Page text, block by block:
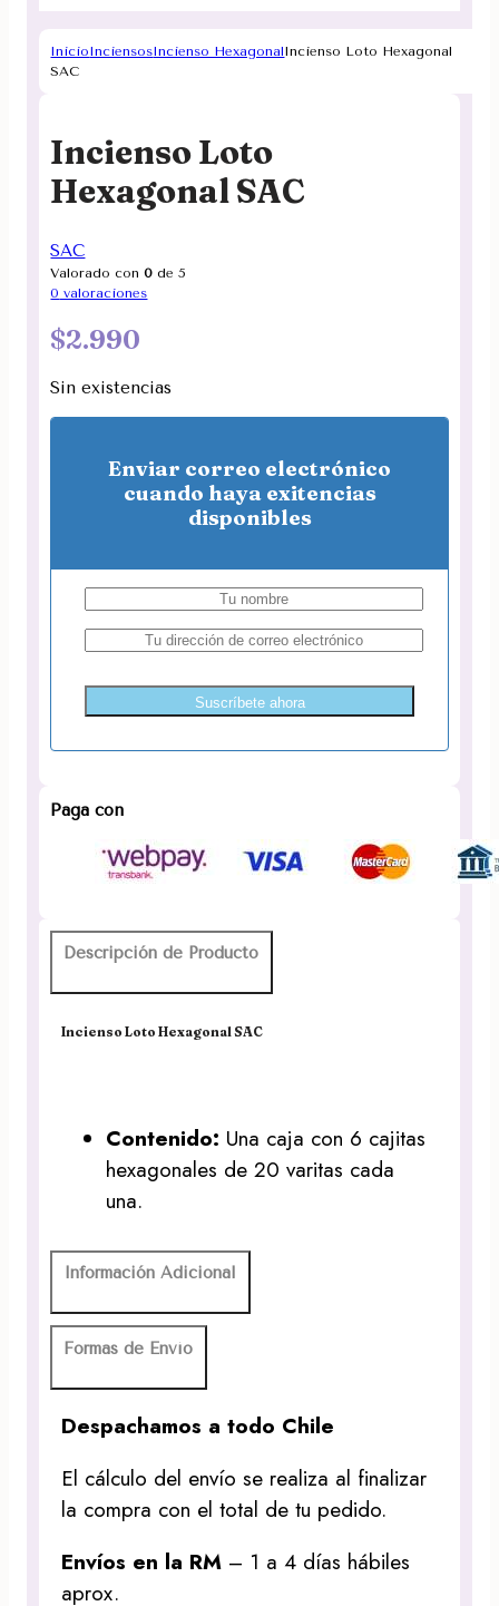
InicioInciensosIncienso HexagonalIncienso Loto Hexagonal
SAC
Incienso Loto
Hexagonal SAC
SAC
Valorado con0 de 5
0 valoraciones
$2.990
Sin existencias
Enviar correo electrónico
cuando haya exitencias
disponibles
Suscríbete ahora
Paga con
Descripción de Producto
Incienso Loto Hexagonal SAC
Contenido: Una caja con 6 cajitas
hexagonales de 20 varitas cada
una.
Información Adicional
Formas de Envío
Despachamos a todo Chile
El cálculo del envío se realiza al finalizar
la compra con el total de tu pedido.
Envíos en la RM – 1 a 4 días hábiles
aprox.